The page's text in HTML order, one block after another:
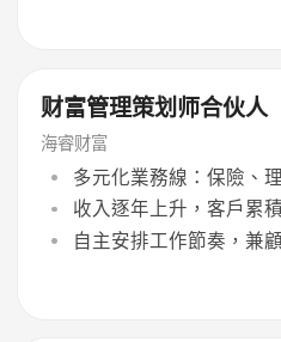
财富管理策划师合伙人
海睿财富
多元化業務線：保險、
收入逐年上升，客戶累
自主安排工作節奏，兼